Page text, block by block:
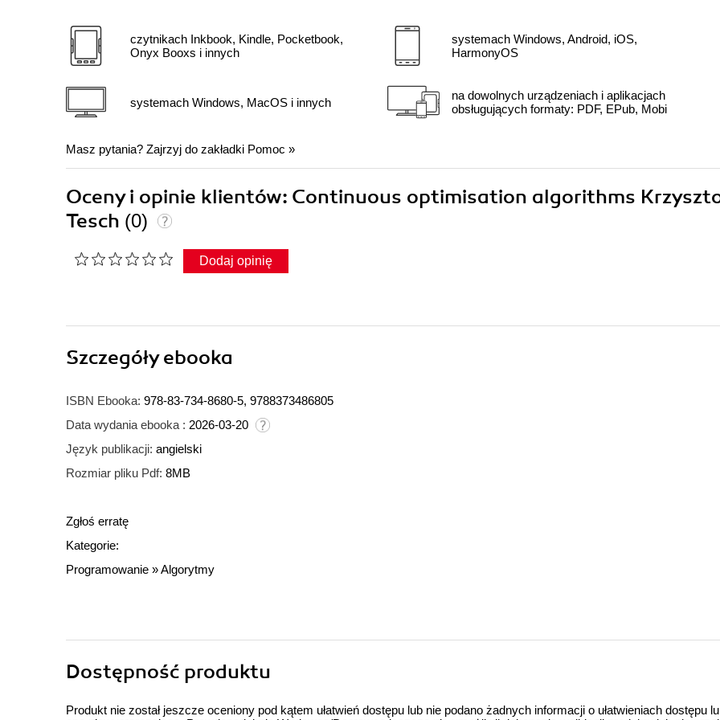
czytnikach Inkbook, Kindle, Pocketbook,
Onyx Booxs i innych
systemach Windows, MacOS i innych
systemach Windows, Android, iOS,
HarmonyOS
na dowolnych urządzeniach i aplikacjach
obsługujących formaty: PDF, EPub, Mobi
Masz pytania? Zajrzyj do zakładki Pomoc »
Oceny i opinie klientów: Continuous optimisation algorithms
Tesch (0)
Dodaj opinię
Szczegółyebooka
ISBN Ebooka: 978-83-734-8680-5, 9788373486805
Data wydania ebooka : 2026-03-20
Język publikacji: angielski
Rozmiar pliku Pdf: 8MB
Zgłoś erratę
Kategorie:
Programowanie »Algorytmy
Dostępność produktu
Produkt nie został jeszcze oceniony pod kątem ułatwień dostępu lub nie podano żadnych informacji o ułatwieniach dostępu